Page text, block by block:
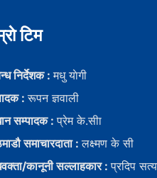
टिम
निर्देशक :मधु याेगी
:रूपन ज्ञवाली
सम्पादक :प्रेम के.सीा
समाचारदाता :लक्ष्मण के सी
कानूनी सल्लाहकार :प्रदिप